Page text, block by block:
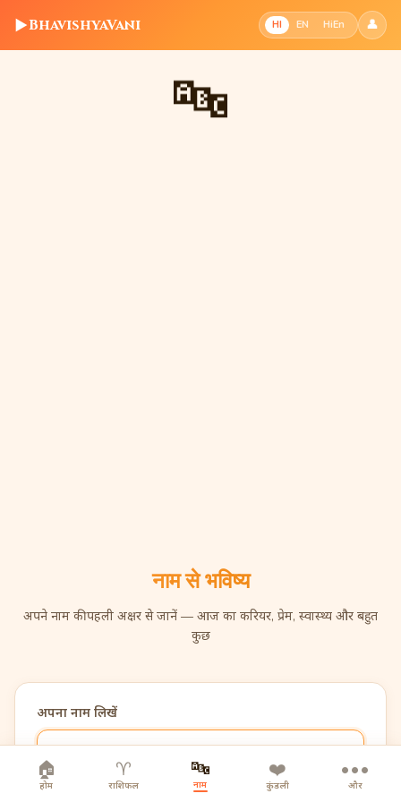
▶BhavishyaVani HI EN HiEn 👤
🔤
नाम से भविष्य
अपने नाम की पहली अक्षर से जानें — आज का करियर, प्रेम, स्वास्थ्य और बहुत
कुछ
अपना नाम लिखें
🏠
होम
♈
राशिफल
🔤
नाम
❤️
कुंडली
•••
और